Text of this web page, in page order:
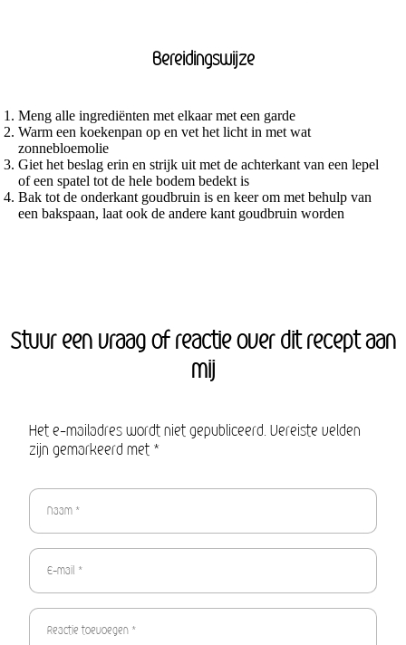
Bereidingswijze
Meng alle ingrediënten met elkaar met een garde
Warm een koekenpan op en vet het licht in met wat
zonnebloemolie
Giet het beslag erin en strijk uit met de achterkant van een lepel
of een spatel tot de hele bodem bedekt is
Bak tot de onderkant goudbruin is en keer om met behulp van
een bakspaan, laat ook de andere kant goudbruin worden
Stuur een vraag of reactie over dit recept aan
mij
Het e-mailadres wordt niet gepubliceerd. Vereiste velden
zijn gemarkeerd met *